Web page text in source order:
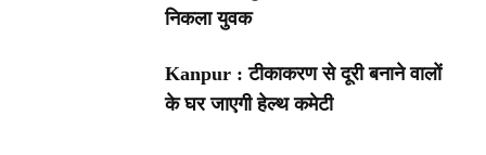
निकला युवक
Kanpur : टीकाकरण से दूरी बनाने वालों
के घर जाएगी हेल्थ कमेटी